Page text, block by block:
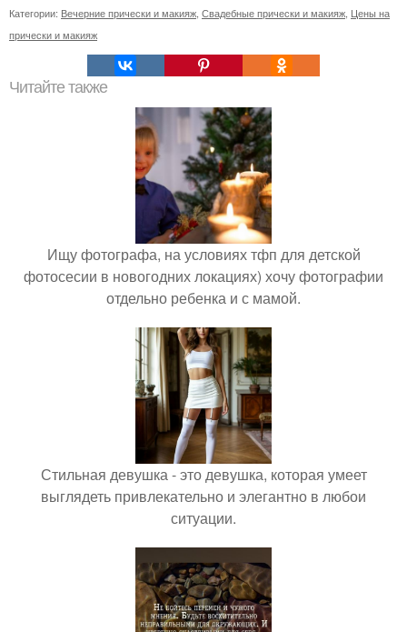
Категории: Вечерние прически и макияж Свадебные прически и макияж Цены на
прически и макияж
Читайте также
Ищу фотографа, на условиях тфп для детской
фотосесии в новогодних локациях) хочу фотографии
отдельно ребенка и с мамой.
Стильная девушка - это девушка, которая умеет
выглядеть привлекательно и элегантно в любои
ситуации.